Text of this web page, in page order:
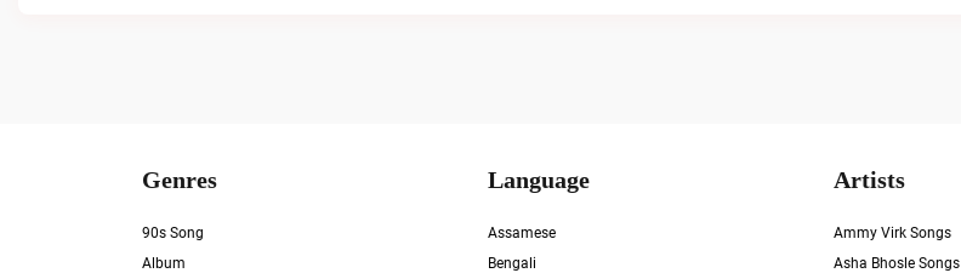
Genres
90s Song
Album
Language
Assamese
Bengali
Artists
Ammy Virk Songs
Asha Bhosle Songs